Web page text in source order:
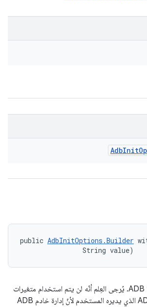
AdbInit
public AdbInitOptions.Builder
                String value)
أضِف متغيّر بيئة لعملية ADB. يُرجى العِلم أنّه لن يتم استخدام متغيرات
البيئة هذه في وضع ADB الذي يديره المستخدم لأنّ إدارة خادم ADB